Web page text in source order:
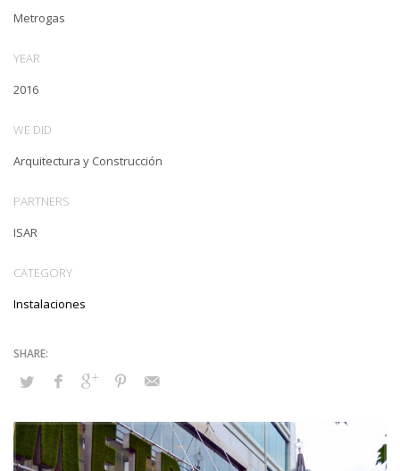
Metrogas
YEAR
2016
WE DID
Arquitectura y Construcción
PARTNERS
ISAR
CATEGORY
Instalaciones